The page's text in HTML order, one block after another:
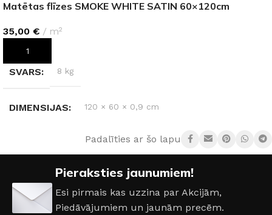
Matētas flīzes SMOKE WHITE SATIN 60×120cm
35,00 € m²
PIEVIENOT GROZAM
SVARS 8 kg
DIMENSIJAS 120 × 60 × 0,9 cm
Padalīties ar šo lapu:
Pieraksties jaunumiem!
Esi pirmais kas uzzina par Akcijām,
Piedāvājumiem un jaunām precēm.